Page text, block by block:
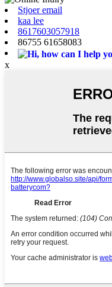
Stjoer email
kaa lee
8617603057918
86755 61658083
x